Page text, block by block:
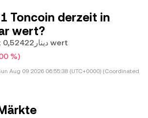
Toncoin derzeit in
wert?
1 TON ist derzeit دينار0,52422 wert
%)
Aug 09 2026 06:55:38 (UTC+0000) (Coordinated